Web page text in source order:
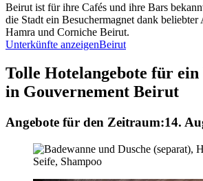
Beirut ist für ihre Cafés und ihre Bars
die Stadt ein Besuchermagnet dank
Hamra und Corniche Beirut.
Unterkünfte anzeigenBeirut
Tolle Hotelangebote für ein
in Gouvernement Beirut
Angebote für den Zeitraum:14.